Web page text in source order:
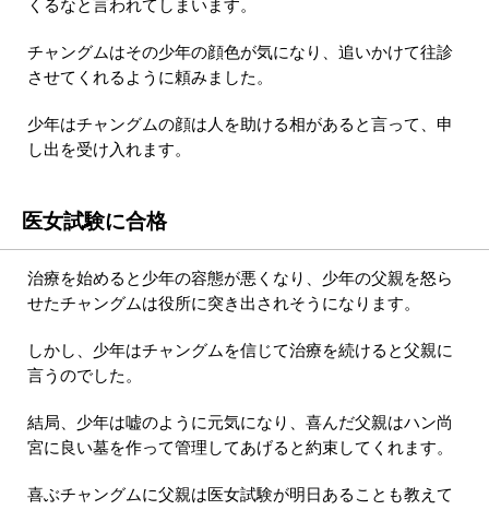
くるなと言われてしまいます。
チャングムはその少年の顔色が気になり、追いかけて往診
させてくれるように頼みました。
少年はチャングムの顔は人を助ける相があると言って、申
し出を受け入れます。
医女試験に合格
治療を始めると少年の容態が悪くなり、少年の父親を怒ら
せたチャングムは役所に突き出されそうになります。
しかし、少年はチャングムを信じて治療を続けると父親に
言うのでした。
結局、少年は嘘のように元気になり、喜んだ父親はハン尚
宮に良い墓を作って管理してあげると約束してくれます。
喜ぶチャングムに父親は医女試験が明日あることも教えて